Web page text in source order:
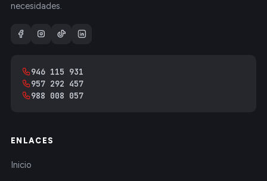
necesidades.
946 115 931
957 292 457
988 008 057
ENLACES
Inicio